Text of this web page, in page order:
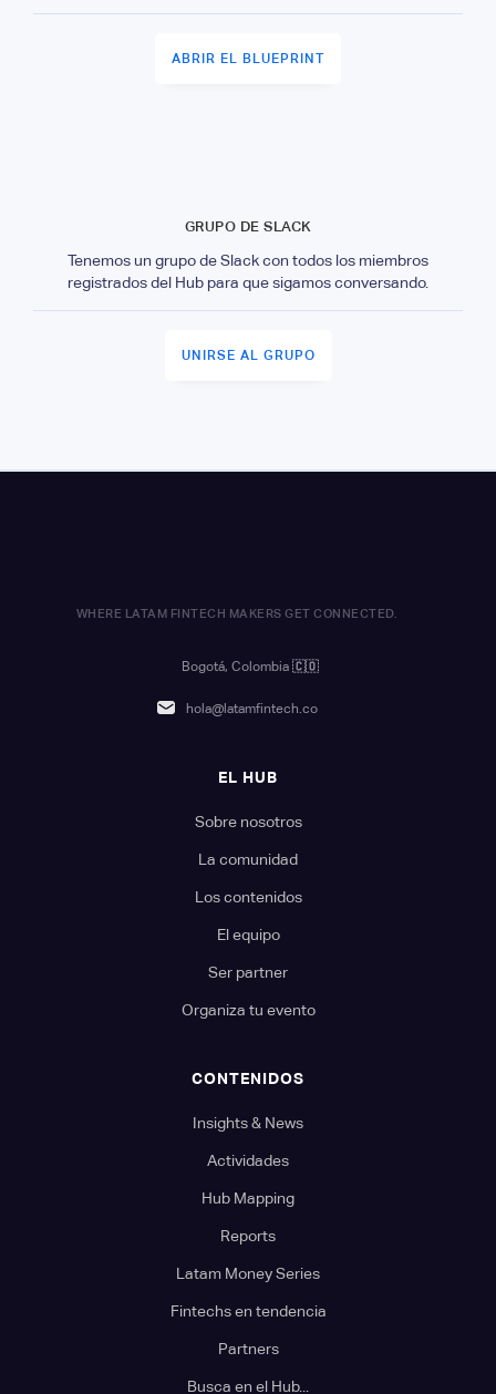
ABRIR EL BLUEPRINT
GRUPO DE SLACK
Tenemos un grupo de Slack con todos los miembros
registrados del Hub para que sigamos conversando.
UNIRSE AL GRUPO
WHERE LATAM FINTECH MAKERS GET CONNECTED.
Bogotá, Colombia 🇨🇴
hola@latamfintech.co
EL HUB
Sobre nosotros
La comunidad
Los contenidos
El equipo
Ser partner
Organiza tu evento
CONTENIDOS
Insights & News
Actividades
Hub Mapping
Reports
Latam Money Series
Fintechs en tendencia
Partners
Busca en el Hub...